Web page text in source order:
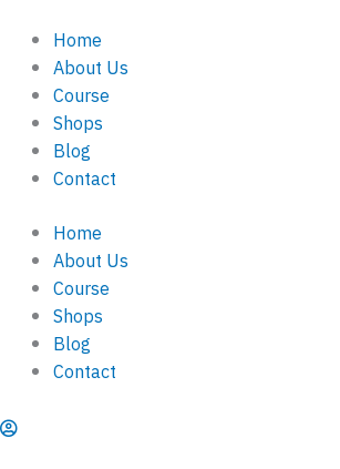
content
Home
About Us
Course
Shops
Blog
Contact
Home
About Us
Course
Shops
Blog
Contact
quantity